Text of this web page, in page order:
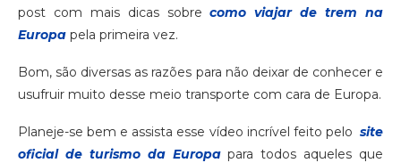
post com mais dicas sobrecomo viajar de trem na
Europa pela primeira vez.
Bom, são diversas as razões para não deixar de conhecer e
usufruir muito desse meio transporte com cara de Europa.
Planeje-se bem e assista esse vídeo incrível feito pelo site
oficial de turismo da Europapara todos aqueles que